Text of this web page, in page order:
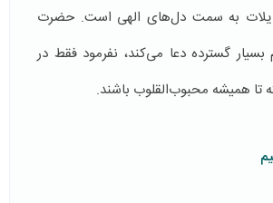
به سمت دل‌های الهی است. حضرت
بسیار گسترده دعا می‌کند، نفرمود فقط در
تا همیشه محبوب‌القلوب باشند.